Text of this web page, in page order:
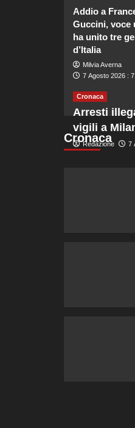
Addio a
Guccini, voce
ha unito tre
d’Italia
Milvia Averna
7 Agosto 2026 :
Cronaca
Cronaca
Arresti
vigili a
Redazione 7